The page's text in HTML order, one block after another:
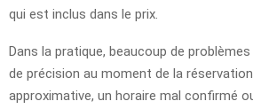
qui est inclus dans le prix.
Dans la pratique, beaucoup de
de précision au moment de la
approximative, un horaire mal confirmé